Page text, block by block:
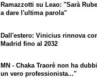
Ramazzotti su Leao: "Sarà
a dare l'ultima parola"
Dall'estero: Vinicius rinnova
Madrid fino al 2032
MN - Chaka Traorè non ha
un vero professionista..."